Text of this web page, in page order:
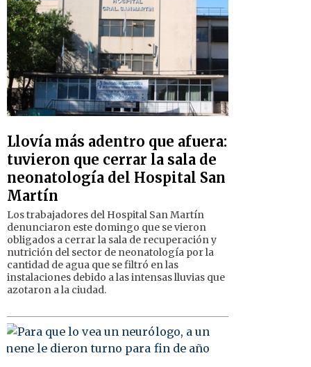
Llovía más adentro que afuera:
tuvieron que cerrar la sala de
neonatología del Hospital San
Martín
Los trabajadores del Hospital San Martín
denunciaron este domingo que se vieron
obligados a cerrar la sala de recuperación y
nutrición del sector de neonatología por la
cantidad de agua que se filtró en las
instalaciones debido a las intensas lluvias que
azotaron a la ciudad.